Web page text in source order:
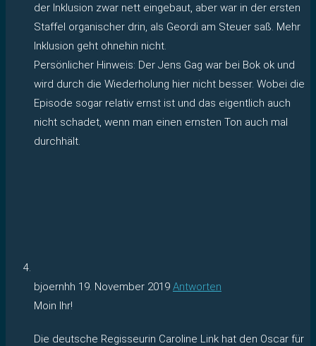
der Inklusion zwar nett eingebaut, aber war in der ersten
Staffel organischer drin, als Geordi am Steuer saß. Mehr
Inklusion geht ohnehin nicht.
Persönlicher Hinweis: Der Jens Gag war bei Bok ok und
wird durch die Wiederholung hier nicht besser. Wobei die
Episode sogar relativ ernst ist und das eigentlich auch
nicht schadet, wenn man einen ernsten Ton auch mal
durchhält.
bjoernhh 19. November 2019 Antworten
Moin Ihr!
Die deutsche Regisseurin Caroline Link hat den Oscar für